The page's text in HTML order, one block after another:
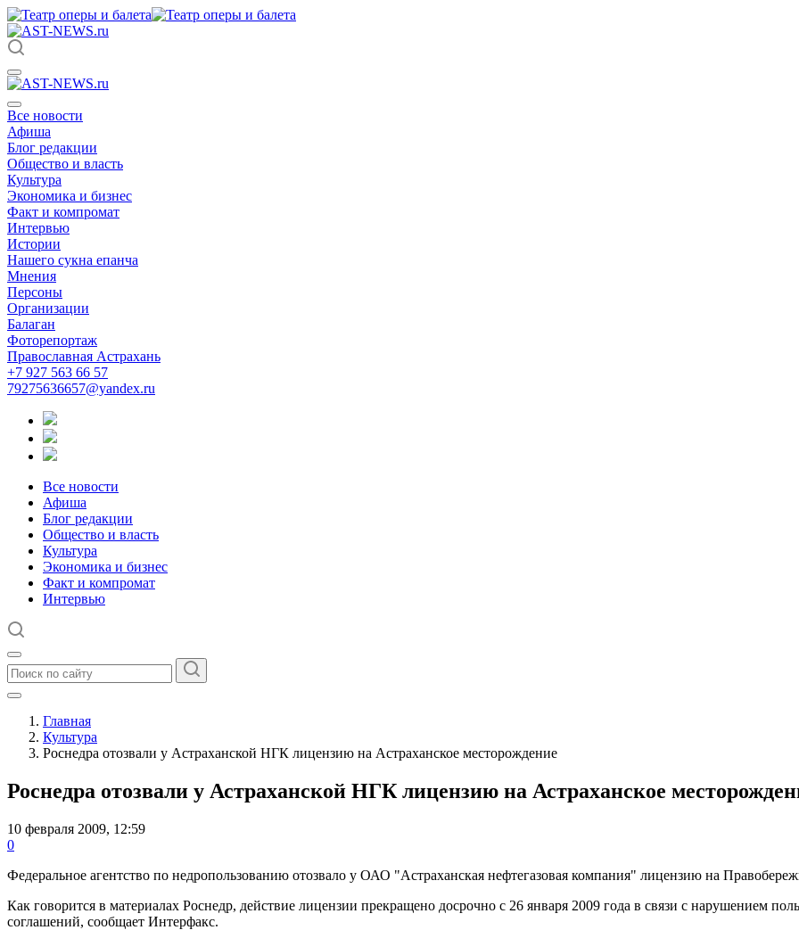
Все новости
Афиша
Блог редакции
Общество и власть
Культура
Экономика и бизнес
Факт и компромат
Интервью
Истории
Нашего сукна епанча
Мнения
Персоны
Организации
Балаган
Фоторепортаж
Православная Астрахань
+7 927 563 66 57
79275636657@yandex.ru
Все новости
Афиша
Блог редакции
Общество и власть
Культура
Экономика и бизнес
Факт и компромат
Интервью
Главная
Культура
Роснедра отозвали у Астраханской НГК лицензию на Астраханское месторождение
Роснедра отозвали у Астраханской НГК лицензию на Астраханское
10 февраля 2009, 12:59
0
Федеральное агентство по недропользованию отозвало у ОАО "Астраханская нефтегазовая компания" лицензию на
Как говорится в материалах Роснедр, действие лицензии прекращено досрочно с 26 января 2009 года в связи с нарушением
соглашений, сообщает Интерфакс.